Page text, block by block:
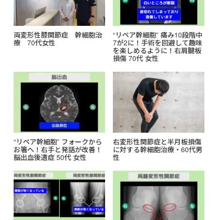
両変形性膝関節症 幹細胞治
療 70代女性
“リペア幹細胞” 痛み10段階中
7が2に！手術を回避して趣味
を楽しめるように！右肩腱板
損傷 70代 女性
“リペア幹細胞” フォークから
お箸へ！右手と発話が改善！
脳出血後遺症 50代 女性
右変形性関節症と半月板損傷
に対する幹細胞治療・60代男
性